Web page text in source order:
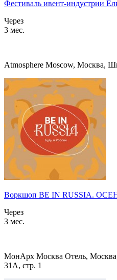
Фестиваль ивент-индустрии
Через
3 мес.
Atmosphere Moscow, Москва,
Воркшоп BE IN RUSSIA.
Через
3 мес.
МонАрх Москва Отель,
31А, стр. 1